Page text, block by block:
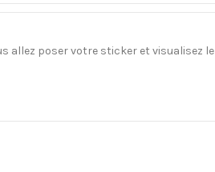
allez poser votre sticker et visualisez le